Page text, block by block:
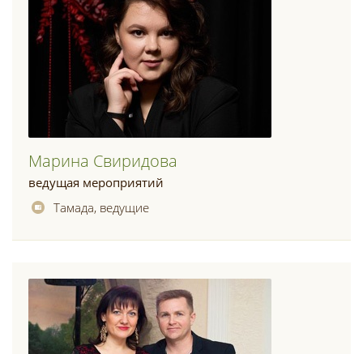
Марина Свиридова
ведущая мероприятий
Тамада, ведущие